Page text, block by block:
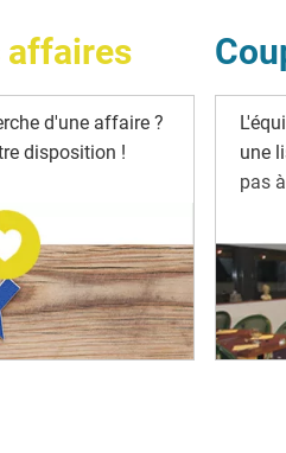
affaires
d'une affaire ?
disposition !
une
pas